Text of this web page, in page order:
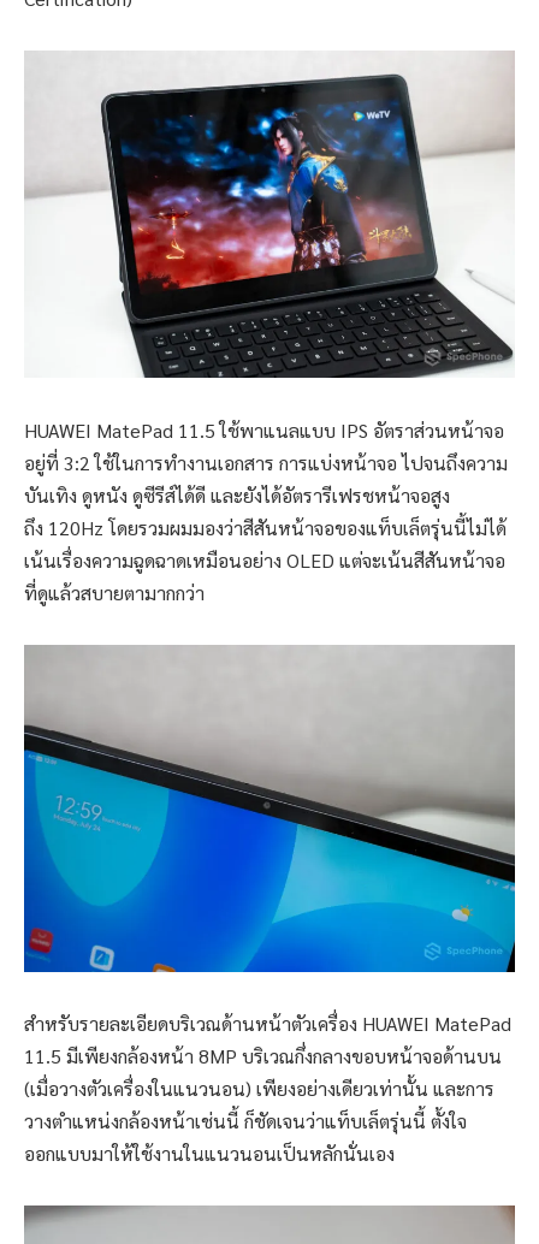
HUAWEI MatePad 11.5 ใช้พาแนลแบบ IPS อัตราส่วนหน้าจอ
อยู่ที่ 3:2 ใช้ในการทำงานเอกสาร การแบ่งหน้าจอ ไปจนถึงความ
บันเทิง ดูหนัง ดูซีรีส์ได้ดี และยังได้อัตรารีเฟรชหน้าจอสูง
ถึง 120Hz โดยรวมผมมองว่าสีสันหน้าจอของแท็บเล็ตรุ่นนี้ไม่ได้
เน้นเรื่องความฉูดฉาดเหมือนอย่าง OLED แต่จะเน้นสีสันหน้าจอ
ที่ดูแล้วสบายตามากกว่า
สำหรับรายละเอียดบริเวณด้านหน้าตัวเครื่อง HUAWEI MatePad
11.5 มีเพียงกล้องหน้า 8MP บริเวณกึ่งกลางขอบหน้าจอด้านบน
(เมื่อวางตัวเครื่องในแนวนอน) เพียงอย่างเดียวเท่านั้น และการ
วางตำแหน่งกล้องหน้าเช่นนี้ ก็ชัดเจนว่าแท็บเล็ตรุ่นนี้ ตั้งใจ
ออกแบบมาให้ใช้งานในแนวนอนเป็นหลักนั่นเอง